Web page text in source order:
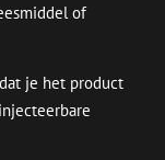
of
je het product